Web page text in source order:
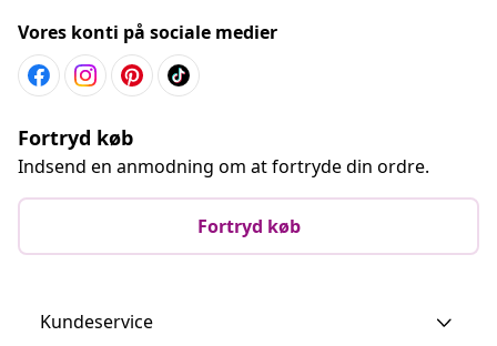
Vores konti på sociale medier
Fortryd køb
Indsend en anmodning om at fortryde din ordre.
Fortryd køb
Kundeservice